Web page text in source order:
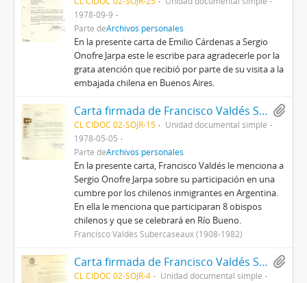
1978-09-9
Parte deArchivos personales
En la presente carta de Emilio Cárdenas a Sergio
Onofre Jarpa este le escribe para agradecerle por la
grata atención que recibió por parte de su visita a la
embajada chilena en Buenos Aires.
Carta firmada de Francisco Valdés Subercaseaux
CL CIDOC 02-SOJR-15
Unidad documental simple
1978-05-05
Parte deArchivos personales
En la presente carta, Francisco Valdés le menciona a
Sergio Onofre Jarpa sobre su participación en una
cumbre por los chilenos inmigrantes en Argentina.
En ella le menciona que participaran 8 obispos
chilenos y que se celebrará en Río Bueno.
Francisco Valdés Subercaseaux (1908-1982)
Carta firmada de Francisco Valdés Subercaseaux a Sergio Onofre Jarpa
CL CIDOC 02-SOJR-4
Unidad documental simple